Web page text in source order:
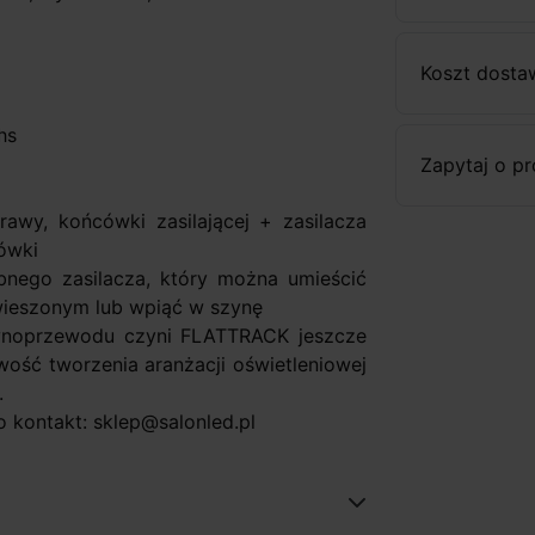
Koszt
Zapytaj o
końcówki zasilającej + zasilacza
zasilacza, który można umieścić
lub wpiąć w szynę
czyni FLATTRACK jeszcze
tworzenia aranżacji oświetleniowej
sklep@salonled.pl